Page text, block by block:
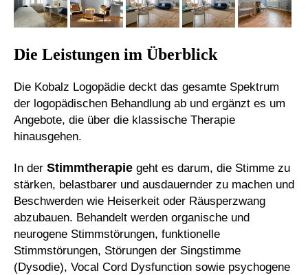
Die Leistungen im Überblick
Die Kobalz Logopädie deckt das gesamte Spektrum
der logopädischen Behandlung ab und ergänzt es um
Angebote, die über die klassische Therapie
hinausgehen.
In der Stimmtherapie geht es darum, die Stimme zu
stärken, belastbarer und ausdauernder zu machen und
Beschwerden wie Heiserkeit oder Räusperzwang
abzubauen. Behandelt werden organische und
neurogene Stimmstörungen, funktionelle
Stimmstörungen, Störungen der Singstimme
(Dysodie), Vocal Cord Dysfunction sowie psychogene